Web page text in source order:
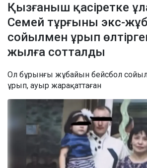
Қызғаныш қасіретке
Семей тұрғыны экс-
сойылмен ұрып
жылға сотталды
Ол бұрынғы жұбайын бейсбол
ұрып, ауыр жарақаттаған